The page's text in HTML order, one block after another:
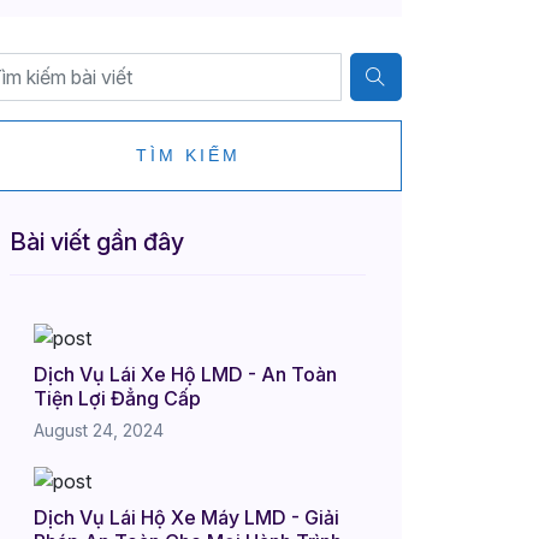
TÌM KIẾM
Bài viết gần đây
Dịch Vụ Lái Xe Hộ LMD - An Toàn
Tiện Lợi Đẳng Cấp
August 24, 2024
Dịch Vụ Lái Hộ Xe Máy LMD - Giải